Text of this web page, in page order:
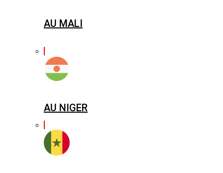
AU MALI
AU NIGER